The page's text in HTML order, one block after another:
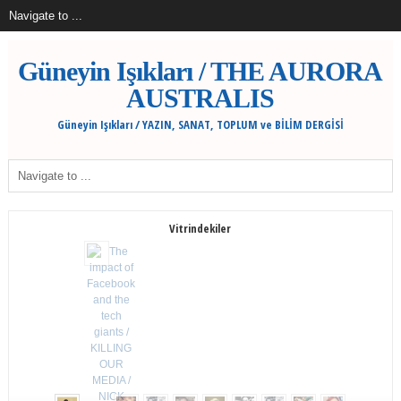
Güneyin Işıkları / THE AURORA
AUSTRALIS
Güneyin Işıkları / YAZIN, SANAT, TOPLUM ve BİLİM DERGİSİ
Vitrindekiler